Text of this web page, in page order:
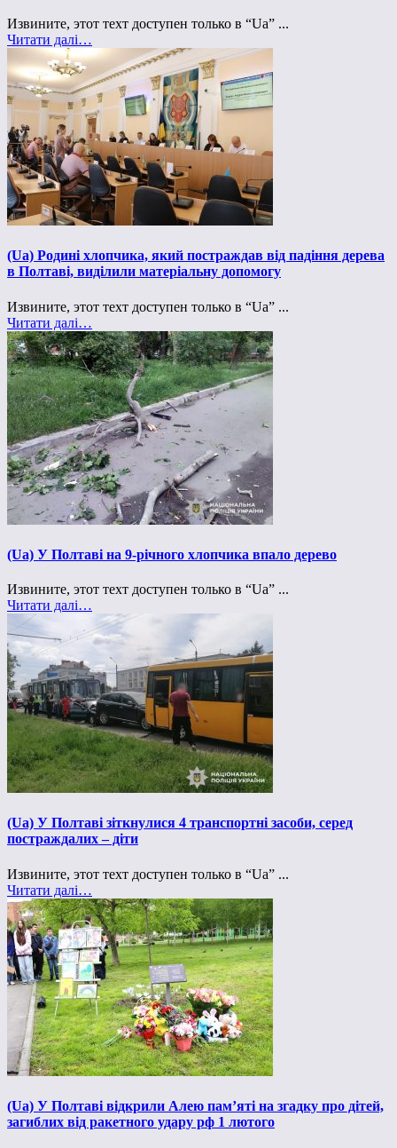
Извините, этот техт доступен только в “Ua” ...
Читати далі…
(Ua) Родині хлопчика, який постраждав від падіння дерева
в Полтаві, виділили матеріальну допомогу
Извините, этот техт доступен только в “Ua” ...
Читати далі…
(Ua) У Полтаві на 9-річного хлопчика впало дерево
Извините, этот техт доступен только в “Ua” ...
Читати далі…
(Ua) У Полтаві зіткнулися 4 транспортні засоби, серед
постраждалих – діти
Извините, этот техт доступен только в “Ua” ...
Читати далі…
(Ua) У Полтаві відкрили Алею пам’яті на згадку про дітей,
загиблих від ракетного удару рф 1 лютого